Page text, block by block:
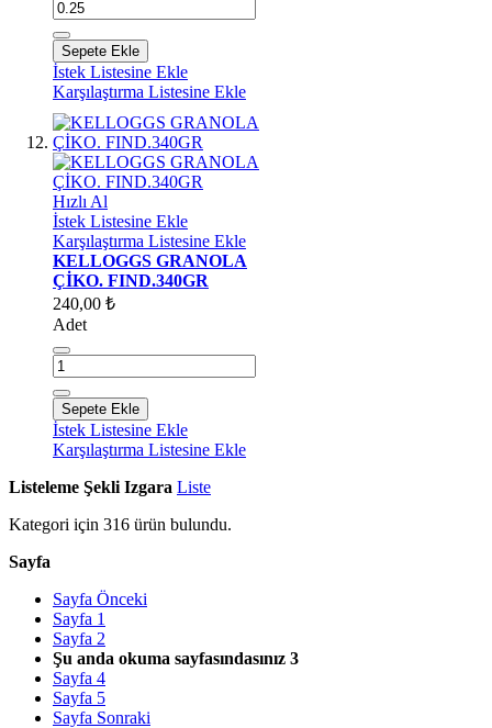
Sepete Ekle
İstek Listesine Ekle
Karşılaştırma Listesine Ekle
Hızlı Al
İstek Listesine Ekle
Karşılaştırma Listesine Ekle
KELLOGGS GRANOLA
ÇİKO. FIND.340GR
240,00 ₺
Adet
Sepete Ekle
İstek Listesine Ekle
Karşılaştırma Listesine Ekle
Listeleme Şekli Izgara Liste
Kategori için 316 ürün bulundu.
Sayfa
Sayfa Önceki
Sayfa 1
Sayfa 2
Şu anda okuma sayfasındasınız 3
Sayfa 4
Sayfa 5
Sayfa Sonraki